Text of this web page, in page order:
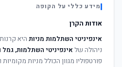
מידע כללי על הקופה
אודות הקרן
אינפיניטי השתלמות מניות היא
ניהולה שלאינפיניטי השתלמות,
פורטפוליו מגוון הכולל מניות